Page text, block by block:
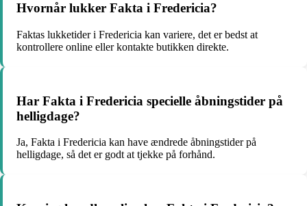
Hvornår lukker Fakta i Fredericia?
Faktas lukketider i Fredericia kan variere, det er bedst at
kontrollere online eller kontakte butikken direkte.
Har Fakta i Fredericia specielle åbningstider på
helligdage?
Ja, Fakta i Fredericia kan have ændrede åbningstider på
helligdage, så det er godt at tjekke på forhånd.